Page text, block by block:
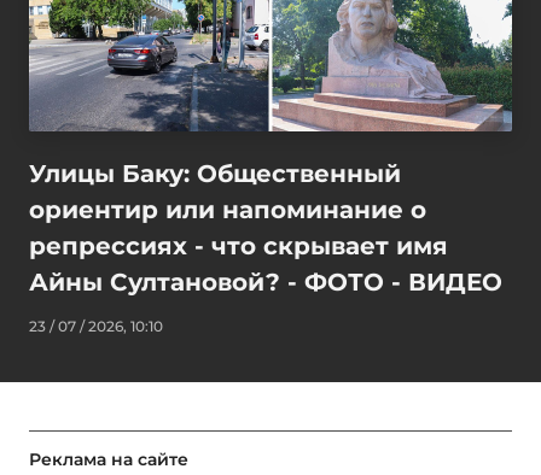
Улицы Баку: Общественный
ориентир или напоминание о
репрессиях - что скрывает имя
Айны Султановой? - ФОТО - ВИДЕО
23 / 07 / 2026, 10:10
Реклама на сайте